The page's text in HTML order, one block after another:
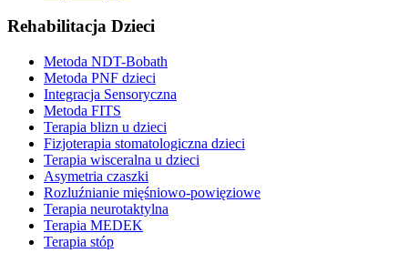
Rehabilitacja Dzieci
Metoda NDT-Bobath
Metoda PNF dzieci
Integracja Sensoryczna
Metoda FITS
Terapia blizn u dzieci
Fizjoterapia stomatologiczna dzieci
Terapia wisceralna u dzieci
Asymetria czaszki
Rozluźnianie mięśniowo-powięziowe
Terapia neurotaktylna
Terapia MEDEK
Terapia stóp